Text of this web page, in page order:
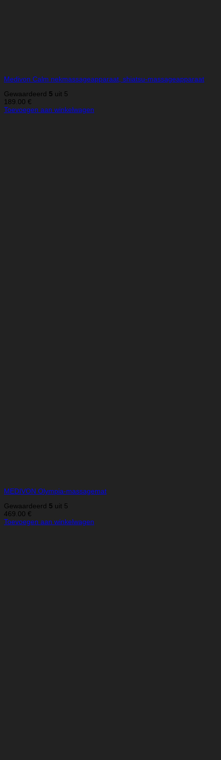
Medivon Calm nekmassageapparaat, shiatsu-massageapparaat
Gewaardeerd 5 uit 5
189.00 €
Toevoegen aan winkelwagen
MEDIVON Olympia-massagemat
Gewaardeerd 5 uit 5
469.00 €
Toevoegen aan winkelwagen